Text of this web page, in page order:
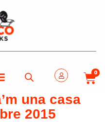
0
una casa
2015